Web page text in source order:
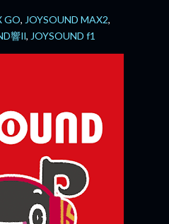
GO, JOYSOUND MAX2,
響Il, JOYSOUND f1